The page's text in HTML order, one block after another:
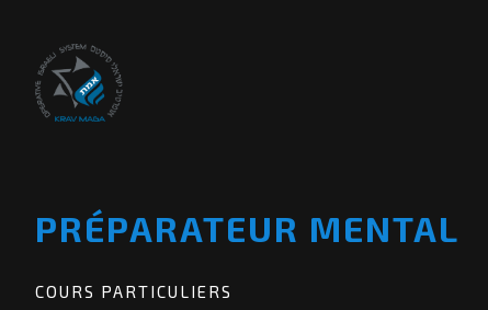
PRÉPARATEUR MENTAL
COURS PARTICULIERS